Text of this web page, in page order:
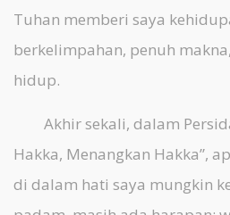
Tuhan memberi saya
berkelimpahan, penuh
hidup.
Akhir sekali, dalam
Hakka, Menangkan Hakka”,
di dalam hati saya mungkin